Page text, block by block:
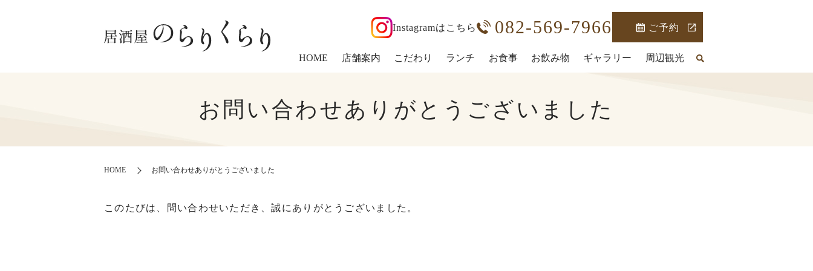
HOME 店舗案内 こだわり ランチ お食事 お飲み物 ギャラリー 周辺観光
Instagramはこちら 082-569-7966 ご予約
お問い合わせありがとうございました
HOME お問い合わせありがとうございました
このたびは、問い合わせいただき、誠にありがとうございました。